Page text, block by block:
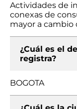
Actividades de
conexas de
mayor a
¿Cuál es el
registra?
BOGOTA